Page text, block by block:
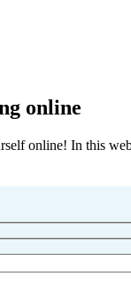
online
online! In this